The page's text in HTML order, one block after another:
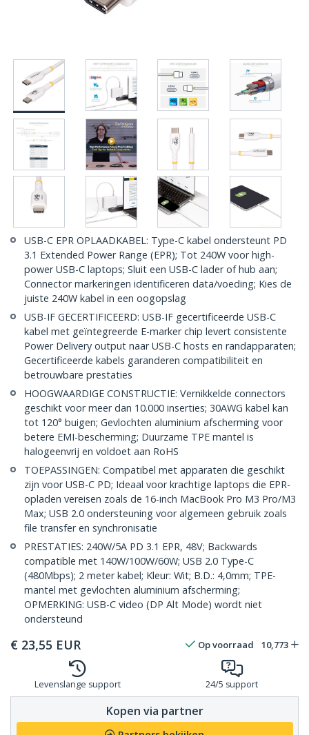
USB-C EPR OPLAADKABEL: Type-C kabel ondersteunt PD
3.1 Extended Power Range (EPR); Tot 240W voor high-
power USB-C laptops; Sluit een USB-C lader of hub aan;
Connector markeringen identificeren data/voeding; Kies de
juiste 240W kabel in een oogopslag
USB-IF GECERTIFICEERD: USB-IF gecertificeerde USB-C
kabel met geïntegreerde E-marker chip levert consistente
Power Delivery output naar USB-C hosts en randapparaten;
Gecertificeerde kabels garanderen compatibiliteit en
betrouwbare prestaties
HOOGWAARDIGE CONSTRUCTIE: Vernikkelde connectors
geschikt voor meer dan 10.000 inserties; 30AWG kabel kan
tot 120° buigen; Gevlochten aluminium afscherming voor
betere EMI-bescherming; Duurzame TPE mantel is
halogeenvrij en voldoet aan RoHS
TOEPASSINGEN: Compatibel met apparaten die geschikt
zijn voor USB-C PD; Ideaal voor krachtige laptops die EPR-
opladen vereisen zoals de 16-inch MacBook Pro M3 Pro/M3
Max; USB 2.0 ondersteuning voor algemeen gebruik zoals
file transfer en synchronisatie
PRESTATIES: 240W/5A PD 3.1 EPR, 48V; Backwards
compatible met 140W/100W/60W; USB 2.0 Type-C
(480Mbps); 2 meter kabel; Kleur: Wit; B.D.: 4,0mm; TPE-
mantel met gevlochten aluminium afscherming;
OPMERKING: USB-C video (DP Alt Mode) wordt niet
ondersteund
€ 23,55 EUR Op voorraad 10,773
Levenslange support 24/5 support
Kopen via partner